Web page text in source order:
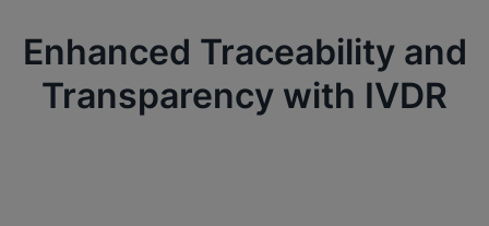
Enhanced Traceability and
Transparency with IVDR